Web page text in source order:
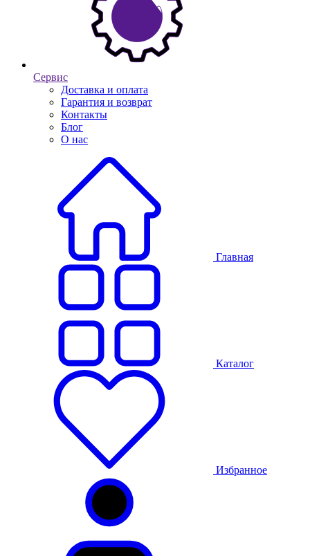
Сервис
Доставка и оплата
Гарантия и возврат
Контакты
Блог
О нас
Главная
Каталог
Избранное